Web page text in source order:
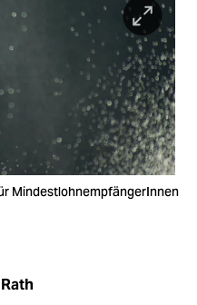
MindestlohnempfängerInnen